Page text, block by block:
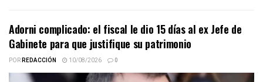
Adorni complicado: el fiscal le dio 15 días al ex Jefe de
Gabinete para que justifique su patrimonio
PORREDACCIÓN 10/08/2026 0